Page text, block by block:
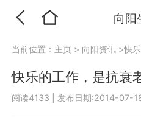
向阳
当前位置： 主页 > 向阳资讯 >快
快乐的工作，是抗衰
阅读4133 发布日期:2014-07-